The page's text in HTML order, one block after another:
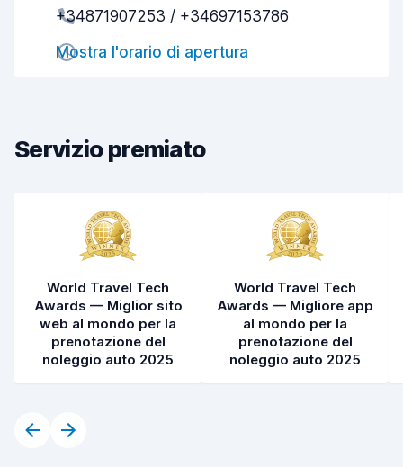
Rapidità della riconsegna
Pulizia del veicolo
+34871907253 / +34697153786
Mostra l'orario di apertura
Servizio premiato
World Travel Tech
Awards — Miglior sito
web al mondo per la
prenotazione del
noleggio auto 2025
World Travel Tech
Awards — Migliore app
al mondo per la
prenotazione del
noleggio auto 2025